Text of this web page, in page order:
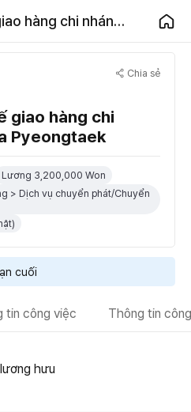
Tuyển dụng tài xế giao hàng chi nhánh CleanTopia Pyeongtaek
Chia sẻ
giao hàng chi
Pyeongtaek
Lương 3,200,000 Won
> Dịch vụ chuyển phát/Chuyển
cuối
tin công việc Thông tin
hưu